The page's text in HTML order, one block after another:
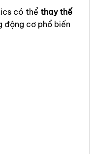
có thể thay thế
động cơ phổ biến